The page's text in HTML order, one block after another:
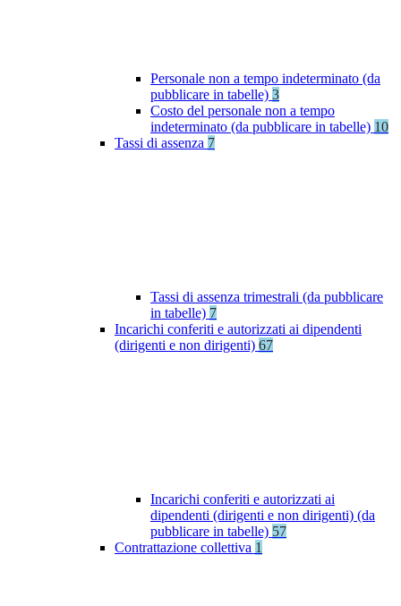
Personale non a tempo indeterminato (da
pubblicare in tabelle) 3
Costo del personale non a tempo
indeterminato (da pubblicare in tabelle) 10
Tassi di assenza 7
Tassi di assenza trimestrali (da pubblicare
in tabelle) 7
Incarichi conferiti e autorizzati ai dipendenti
(dirigenti e non dirigenti) 67
Incarichi conferiti e autorizzati ai
dipendenti (dirigenti e non dirigenti) (da
pubblicare in tabelle) 57
Contrattazione collettiva 1